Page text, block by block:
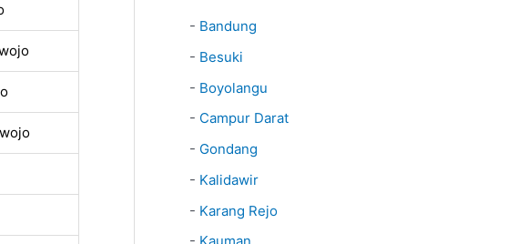
- Bandung
- Besuki
- Boyolangu
- Campur Darat
- Gondang
- Kalidawir
- Karang Rejo